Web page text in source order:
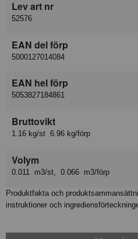
Lev art nr
52576
EAN del förp
5000127014084
EAN hel förp
5053827184861
Bruttovikt
1.16 kg/st 6.96 kg/förp
Volym
0.011 m3/st, 0.066 m3/förp
Produktfakta och
instruktioner och